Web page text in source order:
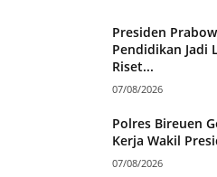
Presiden
Pendidikan Jadi
Riset...
07/08/2026
Polres Bireuen
Kerja Wakil
07/08/2026